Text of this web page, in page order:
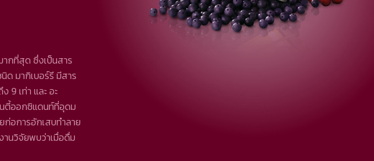
กที่สุด ซึ่งเป็นสาร
ด มากิเบอร์รี มีสาร
9 เท่า และ อะ
ตี้ออกซิแดนท์ที่อุดม
อการอักเสบทำลาย
านวิจัยพบว่าเมื่อดื่ม